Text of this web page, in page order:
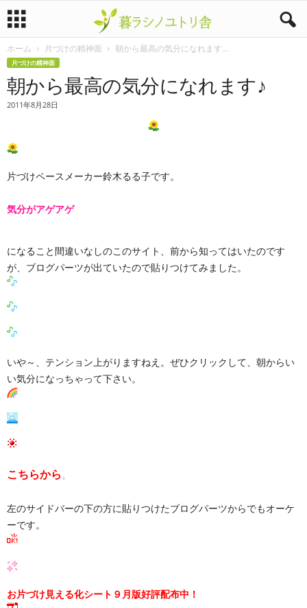
暮
ト
舎
ホーム 片づけの精神面 朝から最高の気分になれます...
片づけの精神面
朝から最高の気分になれます♪
2011年8月28日
片づけペースメーカー鈴木るる子です。
気分がアゲアゲ
になること間違いなしのこのサイト、前から知ってはいたのです
が、ブログパーツが出ていたので貼りつけてみました。
いや～、テンション上がりますねえ。ぜひクリックして、朝からい
い気分になっちゃって下さい。
こちらから 。
左のサイドバーの下の方に貼りつけたブログパーツからでもオーケ
ーです。
お片づけ見える化シート９月版好評配布中！